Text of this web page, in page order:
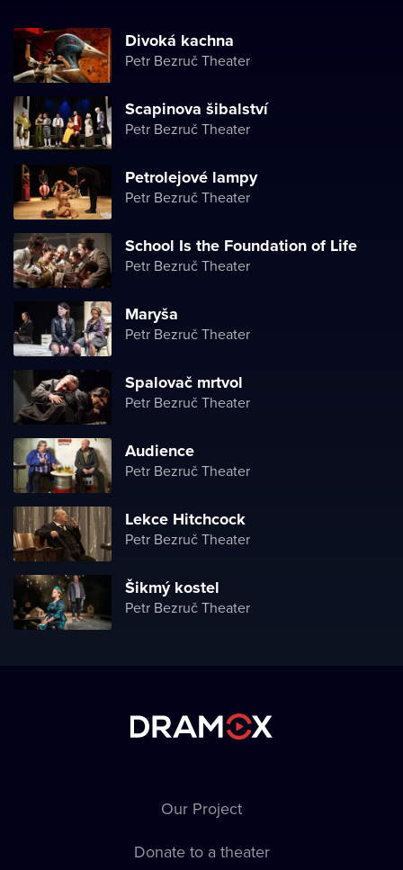
Divoká kachna
Petr Bezruč Theater
Scapinova šibalství
Petr Bezruč Theater
Petrolejové lampy
Petr Bezruč Theater
School Is the Foundation of Life
Petr Bezruč Theater
Maryša
Petr Bezruč Theater
Spalovač mrtvol
Petr Bezruč Theater
Audience
Petr Bezruč Theater
Lekce Hitchcock
Petr Bezruč Theater
Šikmý kostel
Petr Bezruč Theater
Our Project
Donate to a theater